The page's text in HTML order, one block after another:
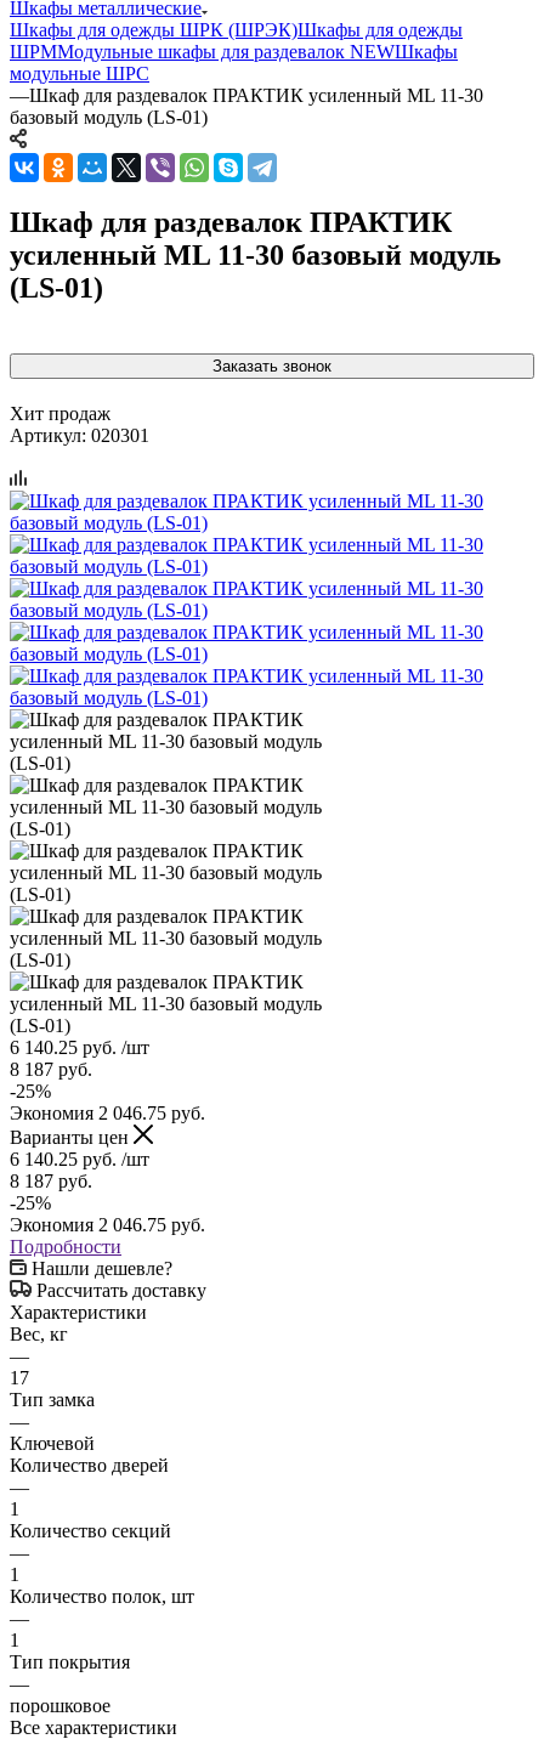
Шкафы металлические
Шкафы для одежды ШРК (ШРЭК)Шкафы для одежды
ШРММодульные шкафы для раздевалок NEWШкафы
модульные ШРС
—Шкаф для раздевалок ПРАКТИК усиленный ML 11-30
базовый модуль (LS-01)
Шкаф для раздевалок ПРАКТИК
усиленный ML 11-30 базовый модуль
(LS-01)
Заказать звонок
Хит продаж
Артикул: 020301
6 140.25 руб. /шт
8 187 руб.
-25%
Экономия 2 046.75 руб.
Варианты цен
6 140.25 руб. /шт
8 187 руб.
-25%
Экономия 2 046.75 руб.
Подробности
Нашли дешевле?
Рассчитать доставку
Характеристики
Вес, кг
—
17
Тип замка
—
Ключевой
Количество дверей
—
1
Количество секций
—
1
Количество полок, шт
—
1
Тип покрытия
—
порошковое
Все характеристики